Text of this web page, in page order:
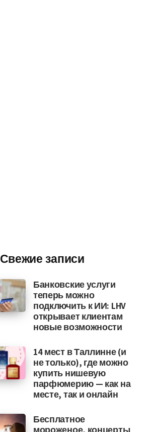
Свежие записи
Банковские услуги
теперь можно
подключить к ИИ: LHV
открывает клиентам
новые возможности
14 мест в Таллинне (и
не только), где можно
купить нишевую
парфюмерию — как на
месте, так и онлайн
Бесплатное